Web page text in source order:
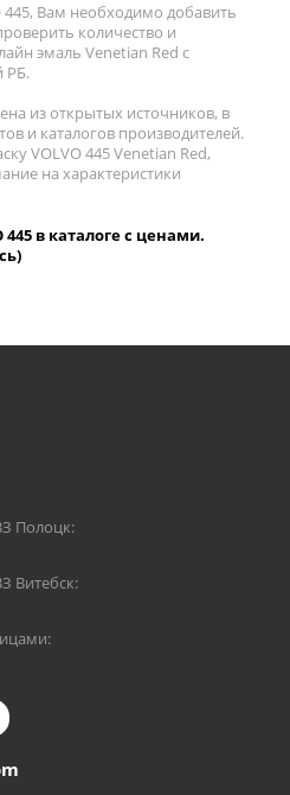
445, Вам необходимо добавить
количество и
эмаль Venetian Red с
РБ.
из открытых источников, в
и каталогов производителей.
VOLVO 445 Venetian Red,
на характеристики
в каталоге с ценами.
Полоцк:
Витебск: